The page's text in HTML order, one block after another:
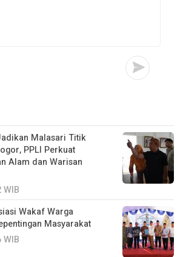
Malasari Titik
PPLI Perkuat
Alam dan Warisan
WIB
Wakaf Warga
Masyarakat
WIB